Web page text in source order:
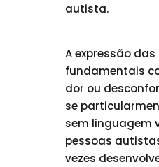
autista.
A expressão
fundamentais
dor ou
se
sem linguagem
pessoas
vezes